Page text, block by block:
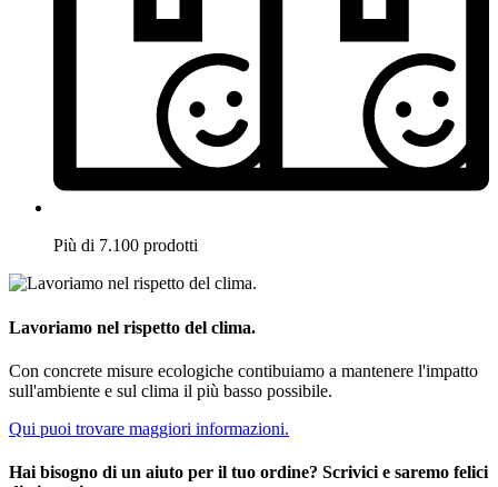
Più di 7.100 prodotti
Lavoriamo nel rispetto del clima.
Con concrete misure ecologiche contibuiamo a mantenere l'impatto
sull'ambiente e sul clima il più basso possibile.
Qui puoi trovare maggiori informazioni.
Hai bisogno di un aiuto per il tuo ordine? Scrivici e saremo felici